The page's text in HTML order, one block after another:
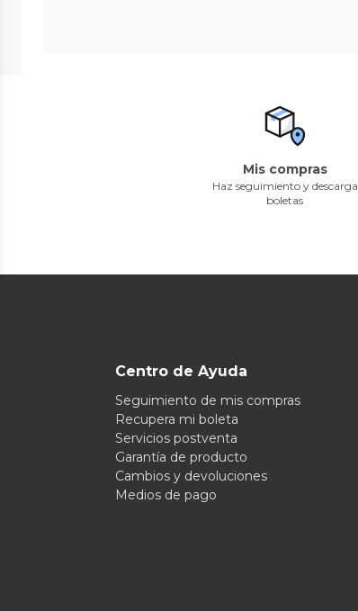
Mis compras
Haz seguimiento y descarga
boletas
Centro de Ayuda
Seguimiento de mis compras
Recupera mi boleta
Servicios postventa
Garantía de producto
Cambios y devoluciones
Medios de pago